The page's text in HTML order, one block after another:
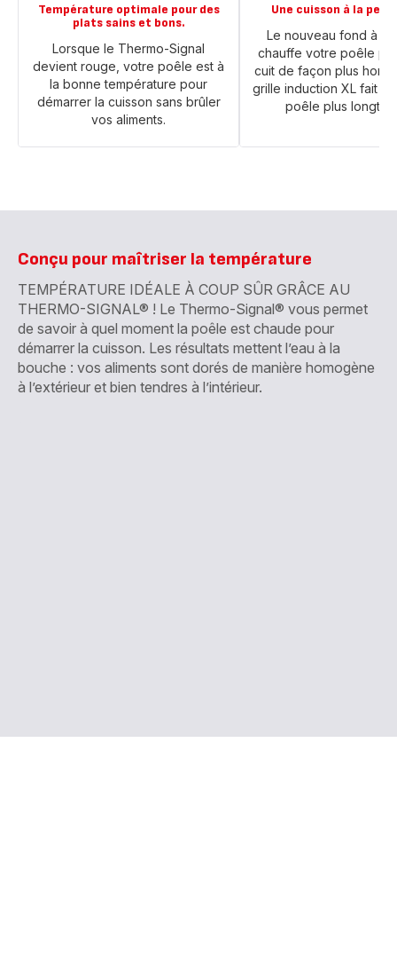
Température optimale pour des
plats sains et bons.
Lorsque le Thermo-Signal
devient rouge, votre poêle est à
la bonne température pour
démarrer la cuisson sans brûler
vos aliments.
Une cuisson à la
Le nouveau fond à
chauffe votre poêle
cuit de façon plus
grille induction XL fait
poêle plus
Conçu pour maîtriser la température
TEMPÉRATURE IDÉALE À COUP SÛR GRÂCE AU
THERMO-SIGNAL® ! Le Thermo-Signal® vous permet
de savoir à quel moment la poêle est chaude pour
démarrer la cuisson. Les résultats mettent l’eau à la
bouche : vos aliments sont dorés de manière homogène
à l’extérieur et bien tendres à l’intérieur.